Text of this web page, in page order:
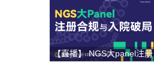
【直播】 NGS大panel注册